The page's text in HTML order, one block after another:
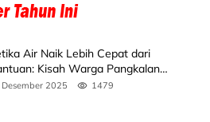
Air Naik Lebih Cepat dari
Kisah Warga Pangkalan
Baru Bertahan di Tengah
2025 1479